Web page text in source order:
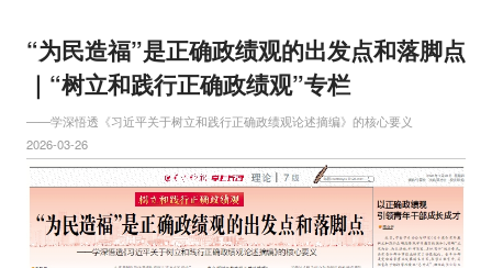
“为民造福”是正确政绩观的出发点和落脚点
｜“树立和践行正确政绩观”专栏
​——学深悟透《习近平关于树立和践行正确政绩观论述摘编》的核心要义
2026-03-26